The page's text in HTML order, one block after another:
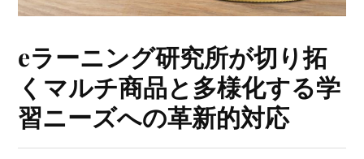
eラーニング研究所が切り拓
くマルチ商品と多様化する学
習ニーズへの革新的対応